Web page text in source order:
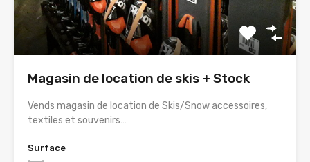
Magasin de location de skis + Stock
Vends magasin de location de Skis/Snow accessoires,
textiles et souvenirs…
Surface